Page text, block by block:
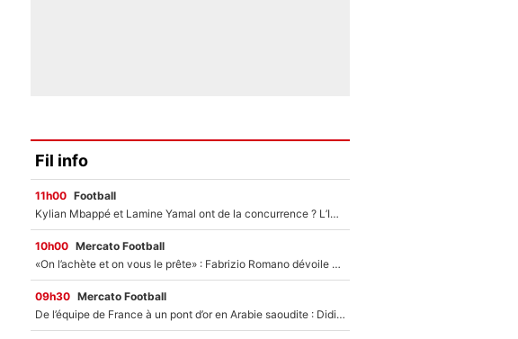
Fil info
11h00 Football
Kylian Mbappé et Lamine Yamal ont de la concurrence ? L’IA annonce les 5 joueurs qui vont dominer le football dans les années à venir !
10h00 Mercato Football
«On l’achète et on vous le prête» : Fabrizio Romano dévoile déjà la stratégie du PSG avec le transfert de Zion Suzuki !
09h30 Mercato Football
De l’équipe de France à un pont d’or en Arabie saoudite : Didier Deschamps a donné sa réponse !